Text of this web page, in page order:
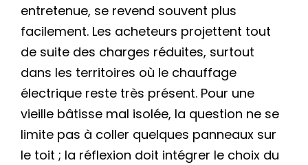
entretenue, se revend souvent plus
facilement. Les acheteurs projettent tout
de suite des charges réduites, surtout
dans les territoires où le chauffage
électrique reste très présent. Pour une
vieille bâtisse mal isolée, la question ne se
limite pas à coller quelques panneaux sur
le toit ; la réflexion doit intégrer le choix du